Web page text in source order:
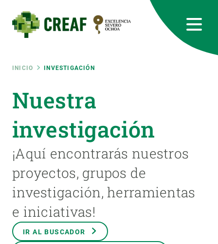
contenido
principal
Ruta
de
navegación
INICIO INVESTIGACIÓN
Nuestra
investigación
¡Aquí encontrarás nuestros
proyectos, grupos de
investigación, herramientas
e iniciativas!
IR AL BUSCADOR
RRSS
Featured
responsive
INTRANET
Responsive
menu
SOBRE NOSOTROS
INVESTIGACIÓN
CIENCIA EN ACCIÓN
ÚNETE A NOSOTROS
PARTICIPA